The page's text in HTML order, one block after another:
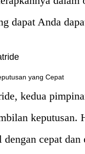
dapat Anda
yang Cepat
kedua
keputusan.
cepat